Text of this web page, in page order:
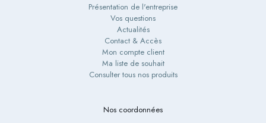
Présentation de l'entreprise
Vos questions
Actualités
Contact & Accès
Mon compte client
Ma liste de souhait
Consulter tous nos produits
Nos coordonnées